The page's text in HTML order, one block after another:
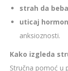
strah da
uticaj
anksioznosti.
Kako izgleda
Stručna pomoć u